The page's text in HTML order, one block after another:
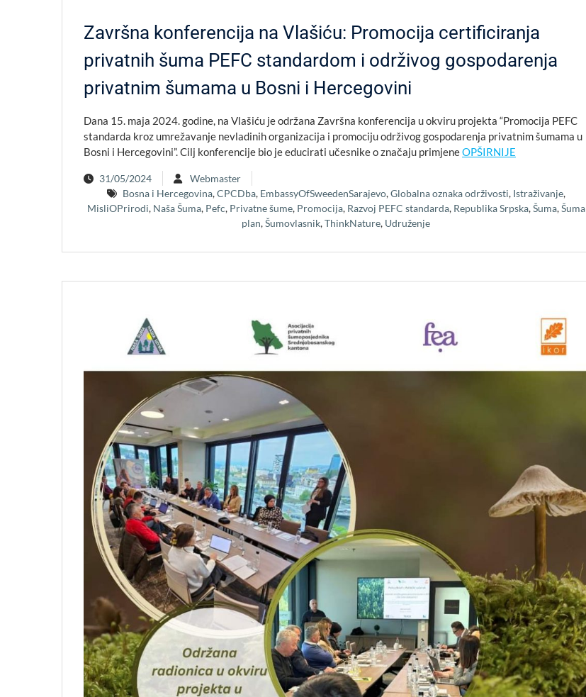
Završna konferencija na Vlašiću: Promocija certificiranja
privatnih šuma PEFC standardom i održivog gospodarenja
privatnim šumama u Bosni i Hercegovini
Dana 15. maja 2024. godine, na Vlašiću je održana Završna konferencija u okviru projekta “Promocija PEFC
standarda kroz umrežavanje nevladinih organizacija i promociju održivog gospodarenja privatnim šumama u
Bosni i Hercegovini”. Cilj konferencije bio je educirati učesnike o značaju primjeneOPŠIRNIJE
31/05/2024
Webmaster
Bosna i Hercegovina,CPCDba, EmbassyOfSweedenSarajevo,Globalna oznaka održivosti, Istraživanje,
MisliOPrirodi, Naša Šuma, Pefc, Privatne šume, Promocija, Razvoj PEFC standarda, Republika Srpska,Šuma,Šuma
plan,Šumovlasnik,ThinkNature, Udruženje